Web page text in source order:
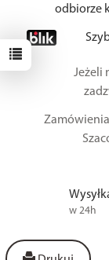
odbiorze
Jeżeli
w 24h